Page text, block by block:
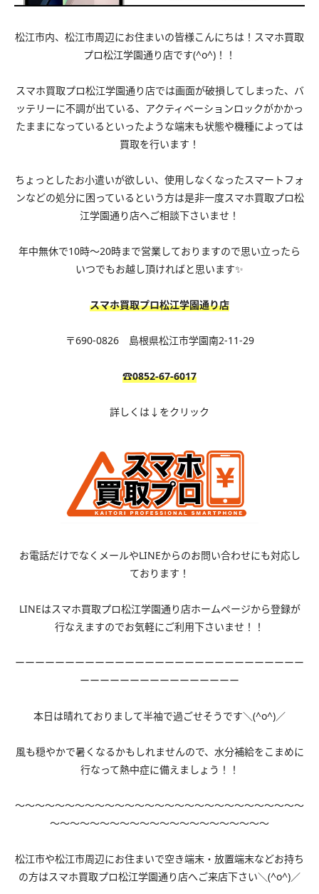
松江市内、松江市周辺にお住まいの皆様こんにちは！スマホ買取
プロ松江学園通り店です(^o^)！！
スマホ買取プロ松江学園通り店では画面が破損してしまった、バ
ッテリーに不調が出ている、アクティベーションロックがかかっ
たままになっているといったような端末も状態や機種によっては
買取を行います！
ちょっとしたお小遣いが欲しい、使用しなくなったスマートフォ
ンなどの処分に困っているという方は是非一度スマホ買取プロ松
江学園通り店へご相談下さいませ！
年中無休で10時～20時まで営業しておりますので思い立ったら
いつでもお越し頂ければと思います✨
スマホ買取プロ松江学園通り店
〒690-0826 島根県松江市学園南2-11-29
☎0852-67-6017
詳しくは↓をクリック
お電話だけでなくメールやLINEからのお問い合わせにも対応し
ております！
LINEはスマホ買取プロ松江学園通り店ホームページから登録が
行なえますのでお気軽にご利用下さいませ！！
ーーーーーーーーーーーーーーーーーーーーーーーーーーーーー
ーーーーーーーーーーーーーーーー
本日は晴れておりまして半袖で過ごせそうです＼(^o^)／
風も穏やかで暑くなるかもしれませんので、水分補給をこまめに
行なって熱中症に備えましょう！！
～～～～～～～～～～～～～～～～～～～～～～～～～～～～～
～～～～～～～～～～～～～～～～～～～～～～
松江市や松江市周辺にお住まいで空き端末・放置端末などお持ち
の方はスマホ買取プロ松江学園通り店へご来店下さい＼(^o^)／